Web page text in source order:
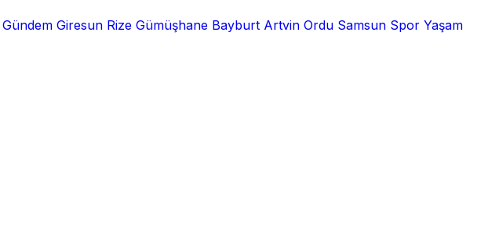
Gündem Giresun Rize Gümüşhane Bayburt Artvin Ordu Samsun Spor Yaşam